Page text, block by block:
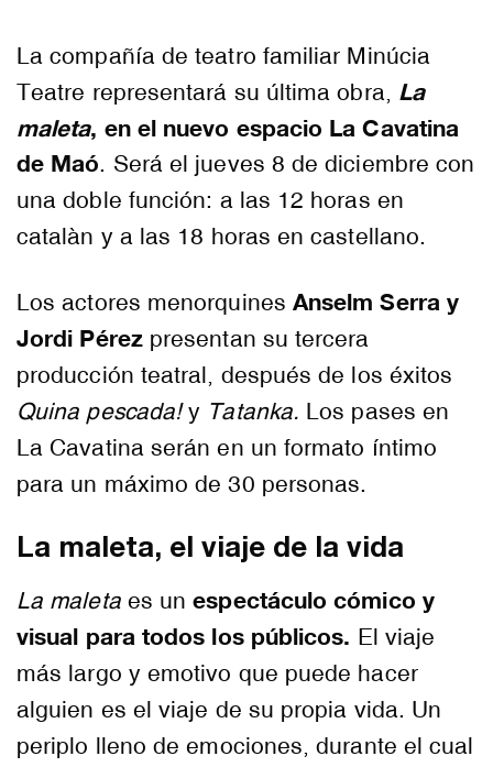
La compañía de teatro familiar Minúcia
Teatre representará su última obra, La
maleta, en el nuevo espacio La Cavatina
de Maó. Será el jueves 8 de diciembre con
una doble función: a las 12 horas en
catalàn y a las 18 horas en castellano.
Los actores menorquines Anselm Serra y
Jordi Pérezpresentan su tercera
producción teatral, después de los éxitos
Quina pescada!y Tatanka. Los pases en
La Cavatina serán en un formato íntimo
para un máximo de 30 personas.
La maleta, el viaje de la vida
La maletaes unespectáculo cómico y
visual para todos los públicos. El viaje
más largo y emotivo que puede hacer
alguien es el viaje de su propia vida. Un
periplo lleno de emociones, durante el cual